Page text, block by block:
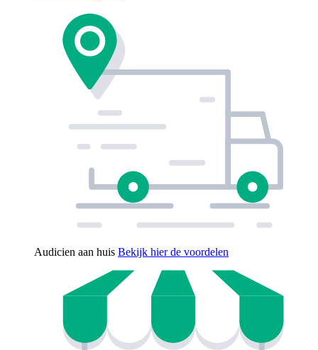
Audicien aan huis Bekijk hier de voordelen